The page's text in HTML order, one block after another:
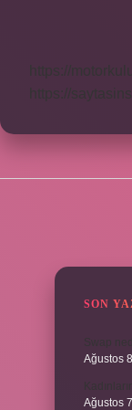
https://
https://
SON
Ağustos
Ağustos